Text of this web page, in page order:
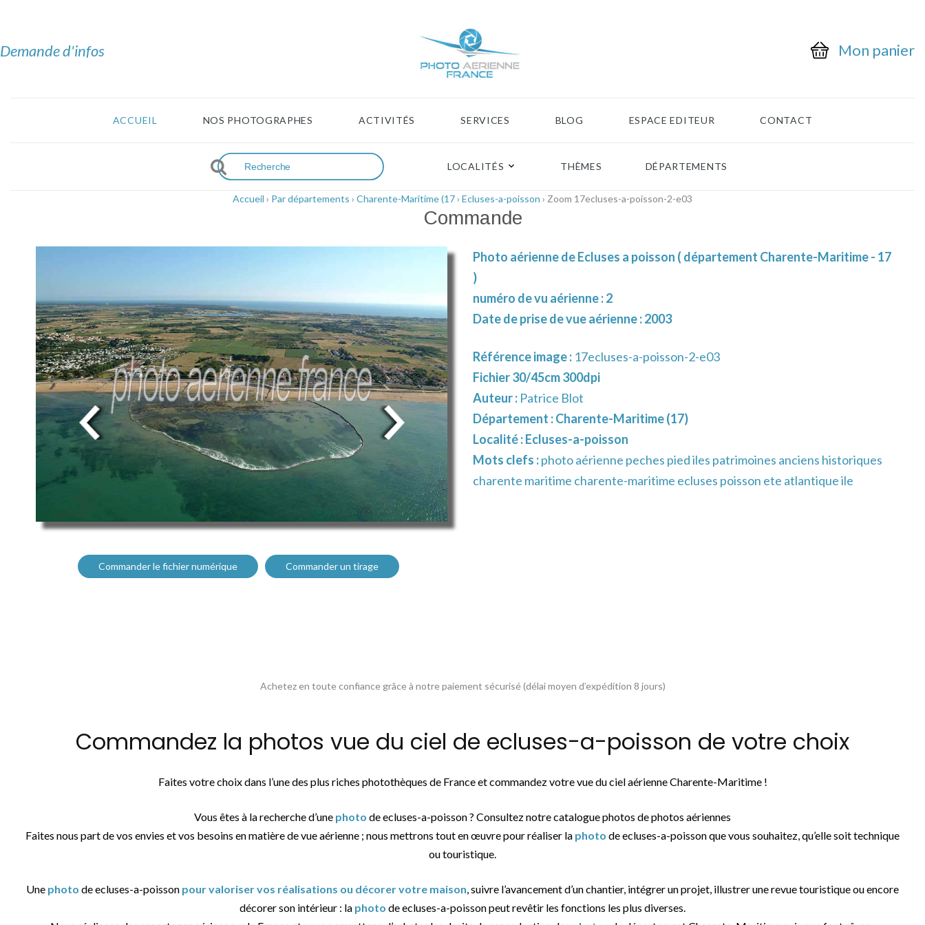
Demande d'infos Mon panier
ACCUEIL NOS PHOTOGRAPHES ACTIVITÉS SERVICES BLOG ESPACE EDITEUR CONTACT
LOCALITÉS THÈMES DÉPARTEMENTS
Accueil › Par départements › Charente-Maritime (17› Ecluses-a-poisson › Zoom 17ecluses-a-poisson-2-e03
Commande
Commander le fichier numérique Commander un tirage
Photo aérienne de Ecluses a poisson ( département Charente-Maritime - 17
)
numéro de vu aérienne : 2
Date de prise de vue aérienne : 2003
Référence image : 17ecluses-a-poisson-2-e03
Fichier 30/45cm 300dpi
Auteur : Patrice Blot
Département :Charente-Maritime (17)
Localité :Ecluses-a-poisson
Mots clefs :photo aérienne peches pied iles patrimoines anciens historiques
charente maritime charente-maritime ecluses poisson ete atlantique ile
Achetez en toute confiance grâce à notre paiement sécurisé (délai moyen d’expédition 8 jours)
Commandez la photos vue du ciel de ecluses-a-poisson de votre choix
Faites votre choix dans l’une des plus riches photothèques de France et commandez votre vue du ciel aérienne Charente-Maritime !
Vous êtes à la recherche d’une photo de ecluses-a-poisson ? Consultez notre catalogue photos de photos aériennes
Faites nous part de vos envies et vos besoins en matière de vue aérienne ; nous mettrons tout en œuvre pour réaliser la photo de ecluses-a-poisson que vous souhaitez, qu’elle soit technique
ou touristique.
Une photo de ecluses-a-poisson pour valoriser vos réalisations ou décorer votre maison, suivre l’avancement d’un chantier, intégrer un projet, illustrer une revue touristique ou encore
décorer son intérieur : la photo de ecluses-a-poisson peut revêtir les fonctions les plus diverses.